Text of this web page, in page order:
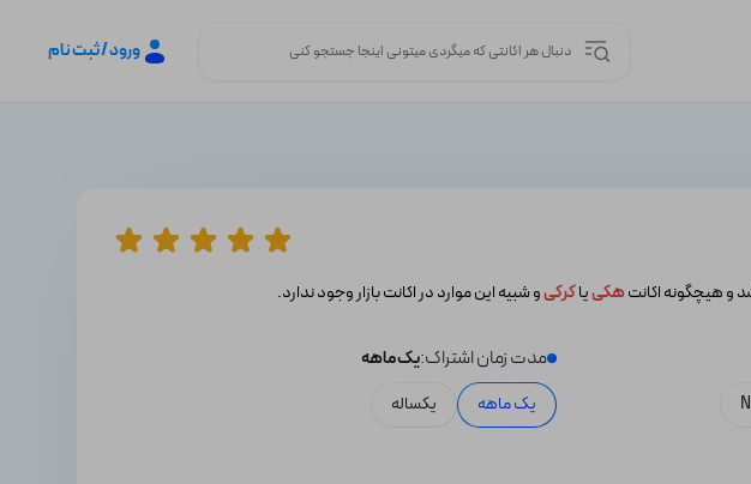
ورود / ثبت نام
و هیچگونه اکانتهکییاکرکیو شبیه این موارد در اکانت بازار وجود ندارد.
مدت زمان اشتراک:یک ماهه
یک ماهه
یکساله